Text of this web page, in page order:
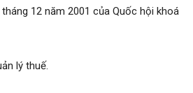
12 năm 2001 của Quốc hội khoá
lý thuế.